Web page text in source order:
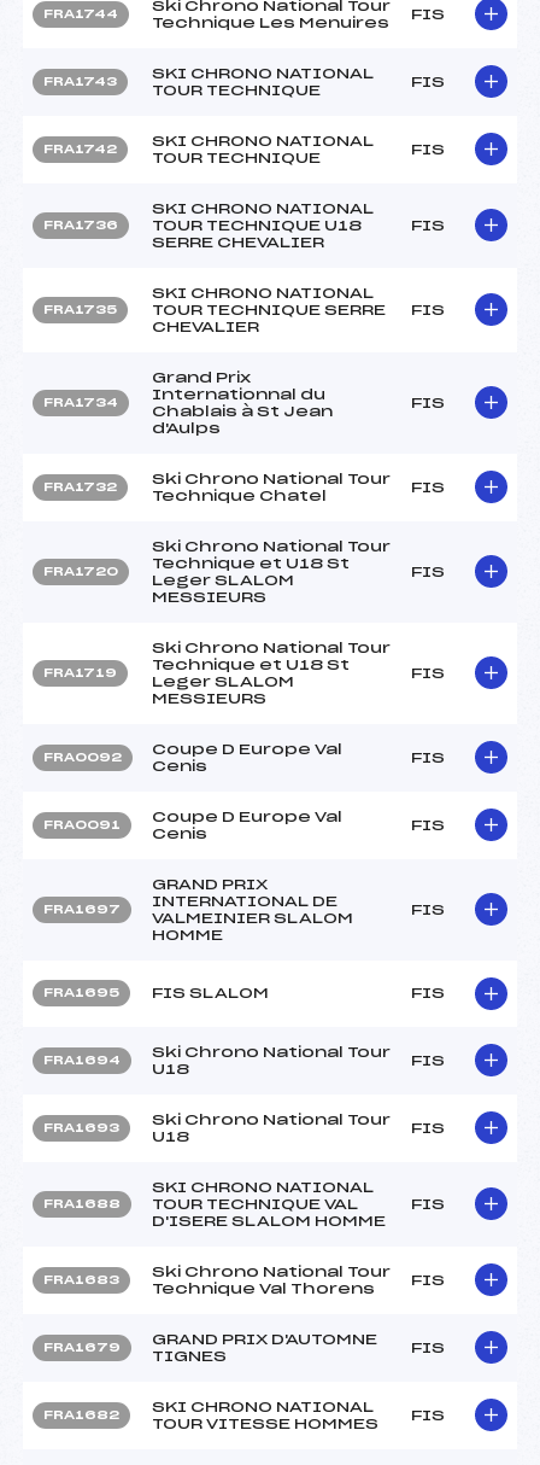
FRA1744
Ski Chrono National Tour
Technique Les Menuires
FIS
FRA1743
SKI CHRONO NATIONAL
TOUR TECHNIQUE
FIS
FRA1742
SKI CHRONO NATIONAL
TOUR TECHNIQUE
FIS
FRA1736
SKI CHRONO NATIONAL
TOUR TECHNIQUE U18
SERRE CHEVALIER
FIS
FRA1735
SKI CHRONO NATIONAL
TOUR TECHNIQUE SERRE
CHEVALIER
FIS
FRA1734
Grand Prix
Internationnal du
Chablais à St Jean
d'Aulps
FIS
FRA1732
Ski Chrono National Tour
Technique Chatel
FIS
FRA1720
Ski Chrono National Tour
Technique et U18 St
Leger SLALOM
MESSIEURS
FIS
FRA1719
Ski Chrono National Tour
Technique et U18 St
Leger SLALOM
MESSIEURS
FIS
FRA0092
Coupe D Europe Val
Cenis
FIS
FRA0091
Coupe D Europe Val
Cenis
FIS
FRA1697
GRAND PRIX
INTERNATIONAL DE
VALMEINIER SLALOM
HOMME
FIS
FRA1695 FIS SLALOM FIS
FRA1694
Ski Chrono National Tour
U18
FIS
FRA1693
Ski Chrono National Tour
U18
FIS
FRA1688
SKI CHRONO NATIONAL
TOUR TECHNIQUE VAL
D'ISERE SLALOM HOMME
FIS
FRA1683
Ski Chrono National Tour
Technique Val Thorens
FIS
FRA1679
GRAND PRIX D'AUTOMNE
TIGNES
FIS
FRA1682
SKI CHRONO NATIONAL
TOUR VITESSE HOMMES
FIS